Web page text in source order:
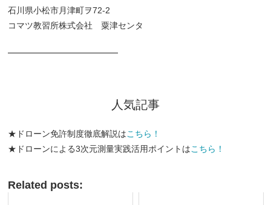
石川県小松市月津町ヲ72-2
コマツ教習所株式会社 粟津センタ
━━━━━━━━━━━━━
人気記事
★ドローン免許制度徹底解説はこちら！
★ドローンによる3次元測量実践活用ポイントはこちら！
Related posts: